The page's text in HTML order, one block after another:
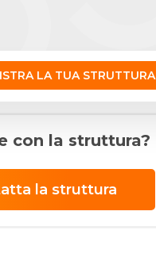
LA TUA STRUTTURA
con la struttura?
la struttura